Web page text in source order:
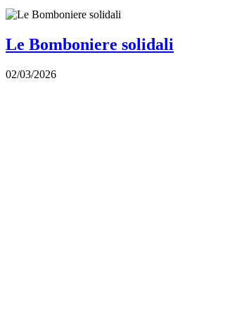
Le Bomboniere solidali
02/03/2026